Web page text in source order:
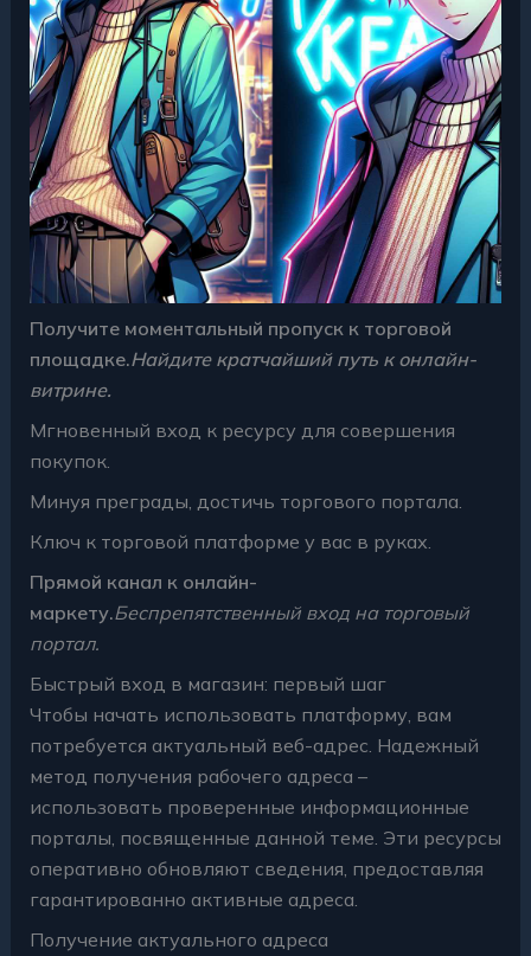
Получите моментальный пропуск к торговой
площадке.Найдите кратчайший путь к онлайн-
витрине.
Мгновенный вход к ресурсу для совершения
покупок.
Минуя преграды, достичь торгового портала.
Ключ к торговой платформе у вас в руках.
Прямой канал к онлайн-
маркету.Беспрепятственный вход на торговый
портал.
Быстрый вход в магазин: первый шаг
Чтобы начать использовать платформу, вам
потребуется актуальный веб-адрес. Надежный
метод получения рабочего адреса –
использовать проверенные информационные
порталы, посвященные данной теме. Эти ресурсы
оперативно обновляют сведения, предоставляя
гарантированно активные адреса.
Получение актуального адреса